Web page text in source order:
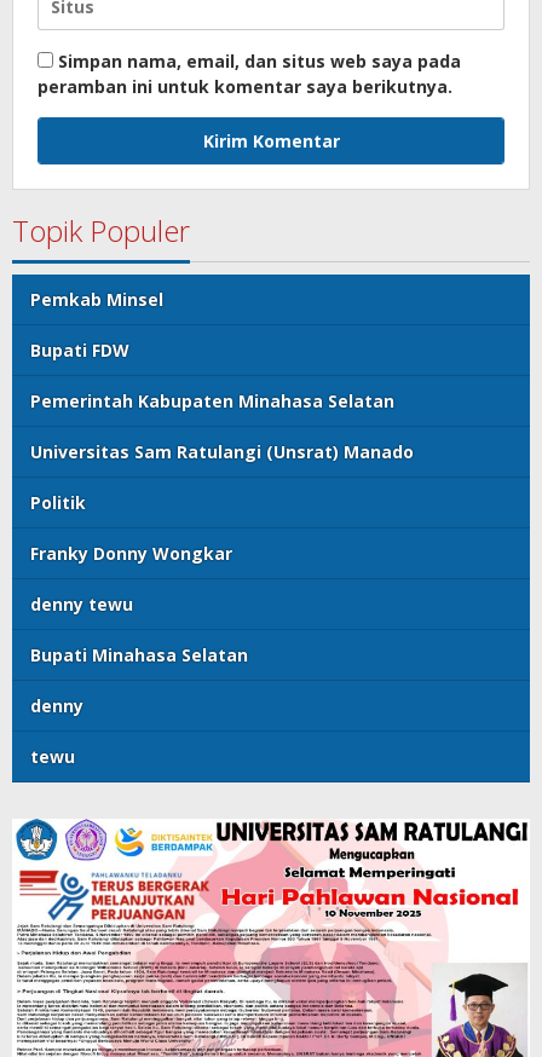
Simpan nama, email, dan situs web saya pada
peramban ini untuk komentar saya berikutnya.
Topik Populer
Pemkab Minsel
Bupati FDW
Pemerintah Kabupaten Minahasa Selatan
Universitas Sam Ratulangi (Unsrat) Manado
Politik
Franky Donny Wongkar
denny tewu
Bupati Minahasa Selatan
denny
tewu